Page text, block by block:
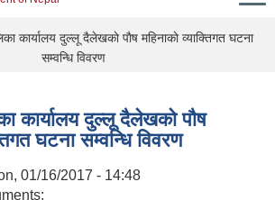
कार्यालय दुल्लू दैलेखकाे पाैष महिनाकाे व्याक्तिगत घटना
सम्वन्धि विवरण
कार्यालय दुल्लू दैलेखकाे पाैष
घटना सम्वन्धि विवरण
01/16/2017 - 14:48